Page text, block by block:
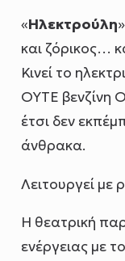
«Ηλεκτρούλη
και ζόρικος…
Κινεί το
ΟΥΤΕ βενζίνη
έτσι δεν
άνθρακα.
Λειτουργεί με
H θεατρική
ενέργειας με